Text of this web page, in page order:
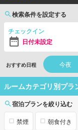
検索条件を設定する
チェックイン
日付未設定
おすすめ日程 今夜
ルームカテゴリ別プラ
宿泊プランを絞り込む
禁煙 朝食付き